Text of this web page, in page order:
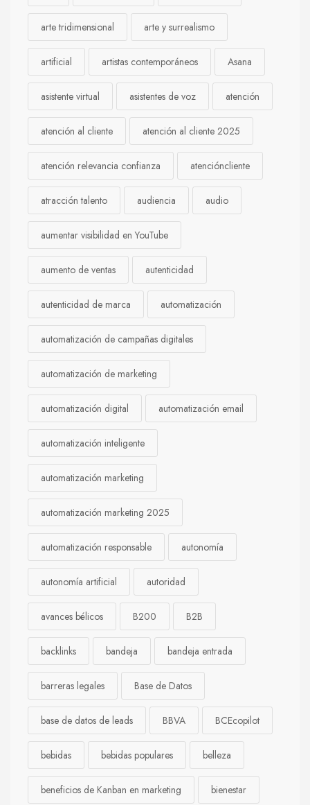
arte tridimensional arte y surrealismo
artificial artistas contemporáneos Asana
asistente virtual asistentes de voz atención
atención al cliente atención al cliente 2025
atención relevancia confianza atencióncliente
atracción talento audiencia audio
aumentar visibilidad en YouTube
aumento de ventas autenticidad
autenticidad de marca automatización
automatización de campañas digitales
automatización de marketing
automatización digital automatización email
automatización inteligente
automatización marketing
automatización marketing 2025
automatización responsable autonomía
autonomía artificial autoridad
avances bélicos B200 B2B
backlinks bandeja bandeja entrada
barreras legales Base de Datos
base de datos de leads BBVA BCEcopilot
bebidas bebidas populares belleza
beneficios de Kanban en marketing bienestar